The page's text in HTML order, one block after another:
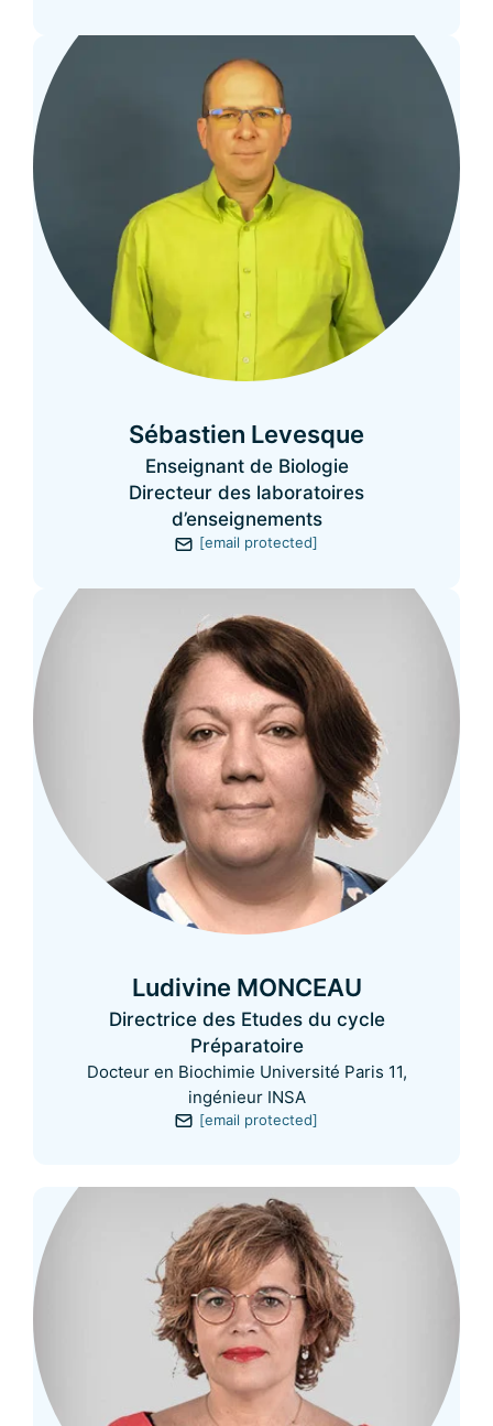
Sébastien Levesque
Enseignant de Biologie
Directeur des laboratoires
d’enseignements
[email protected]
Ludivine MONCEAU
Directrice des Etudes du cycle
Préparatoire
Docteur en Biochimie Université Paris 11,
ingénieur INSA
[email protected]